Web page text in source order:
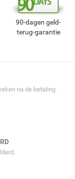
90-dagen geld-
terug-garantie
na de betaling.